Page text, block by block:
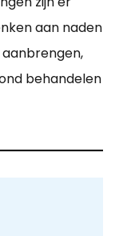
aan naden
behandelen